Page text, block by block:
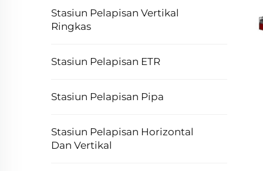
Stasiun Pelapisan Vertikal
Ringkas
Stasiun Pelapisan ETR
Stasiun Pelapisan Pipa
Stasiun Pelapisan Horizontal
Dan Vertikal